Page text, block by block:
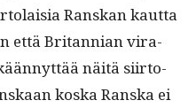
Ran­skan kaut­ta
että Bri­tann­ian vira­
näitä siir­to­
kos­ka Ran­s­ka ei